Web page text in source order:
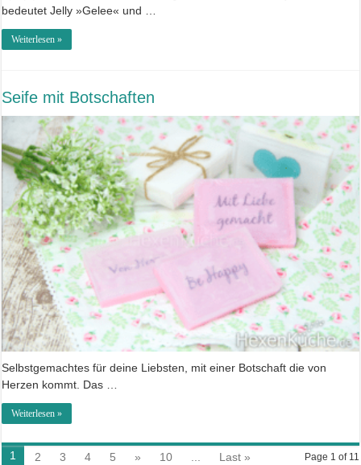
bedeutet Jelly »Gelee« und …
Weiterlesen »
Seife mit Botschaften
Selbstgemachtes für deine Liebsten, mit einer Botschaft die von
Herzen kommt. Das …
Weiterlesen »
Page 1 of 11
1 2 3 4 5 » 10 Last »